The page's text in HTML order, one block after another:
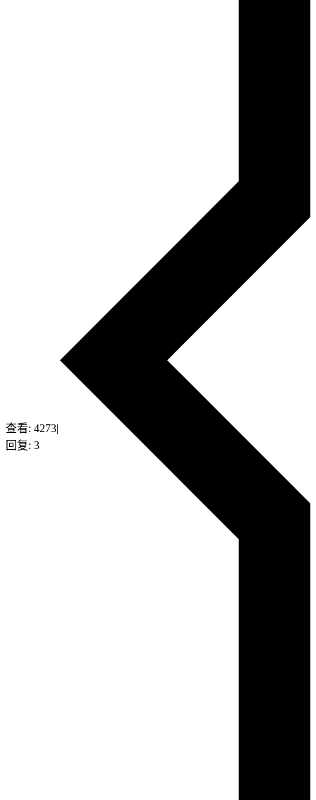
查看: 4273|
回复: 3